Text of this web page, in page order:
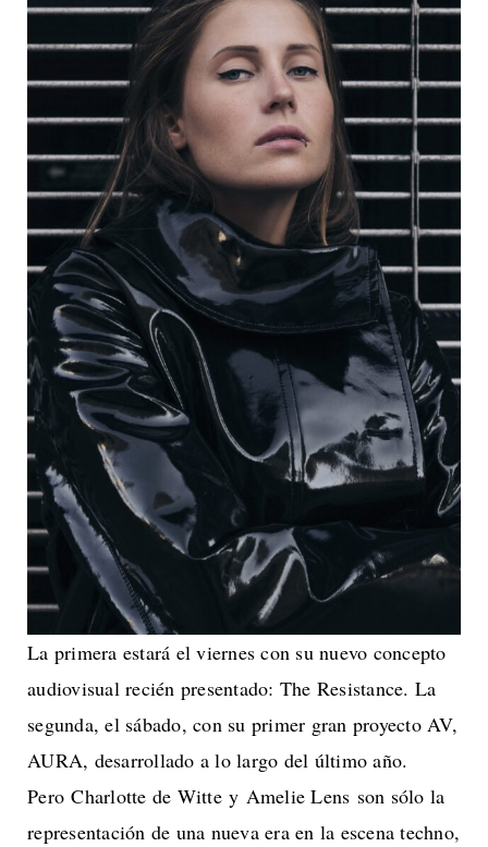
La primera estará el viernes con su nuevo concepto
audiovisual recién presentado: The Resistance. La
segunda, el sábado, con su primer gran proyecto AV,
AURA, desarrollado a lo largo del último año.
Pero Charlotte de Witte y Amelie Lens son sólo la
representación de una nueva era en la escena techno,